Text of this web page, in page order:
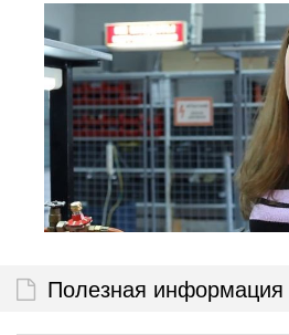
Полезная информация